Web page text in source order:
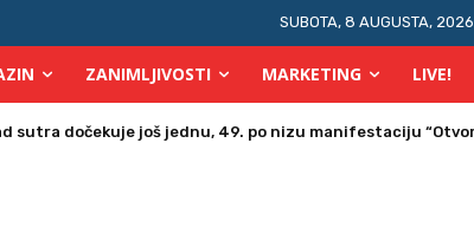
SUBOTA, 8 AUGUSTA, 2026
ZANIMLJIVOSTI MARKETING LIVE!
Bosni i Hercegovini posjetio Srebrenik